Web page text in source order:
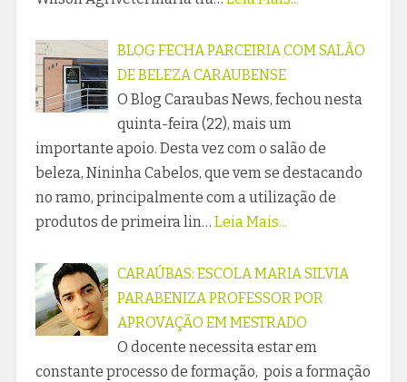
BLOG FECHA PARCEIRIA COM SALÃO
DE BELEZA CARAUBENSE
O Blog Caraubas News, fechou nesta
quinta-feira (22), mais um
importante apoio. Desta vez com o salão de
beleza, Nininha Cabelos, que vem se destacando
no ramo, principalmente com a utilização de
produtos de primeira lin… Leia Mais...
CARAÚBAS: ESCOLA MARIA SILVIA
PARABENIZA PROFESSOR POR
APROVAÇÃO EM MESTRADO
O docente necessita estar em
constante processo de formação, pois a formação